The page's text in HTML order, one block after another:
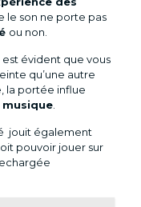
le son ne porte pas
ou non.
il est évident que vous
qu’une autre
la portée influe
.
jouit également
pouvoir jouer sur